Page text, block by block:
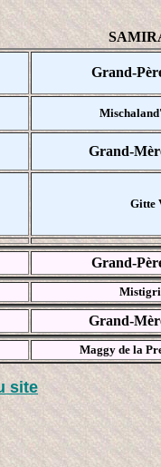
Grand-
Grand-
Gitte
Grand-
Mistigri
Grand-
Maggy de la
site